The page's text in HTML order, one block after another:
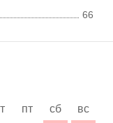
66
пт сб
вс